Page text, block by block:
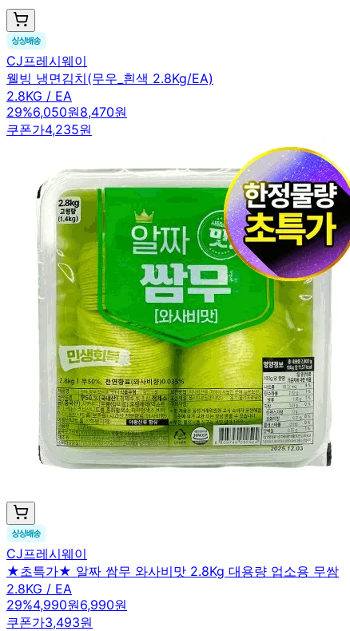
CJ프레시웨이
웰빙 냉면김치(무우_흰색 2.8Kg/EA)
2.8KG / EA
29%6,050원8,470원
쿠폰가4,235원
CJ프레시웨이
★초특가★ 알짜 쌈무 와사비맛 2.8Kg 대용량 업소용 무쌈
2.8KG / EA
29%4,990원6,990원
쿠폰가3,493원